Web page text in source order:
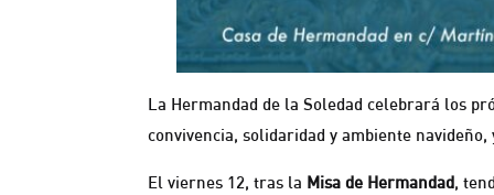
La Hermandad de la Soledad celebrará los
convivencia, solidaridad y ambiente
El viernes 12, tras la Misa de Hermandad,